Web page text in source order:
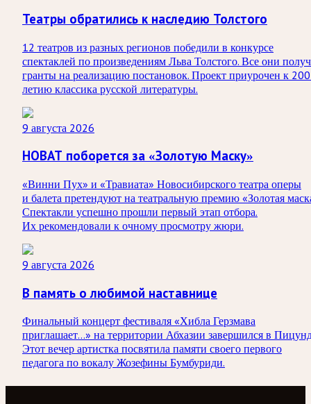
Театры обратились к наследию Толстого
12 театров из разных регионов победили в конкурсе
спектаклей по произведениям Льва Толстого. Все они
гранты на реализацию постановок. Проект приурочен к
летию классика русской литературы.
9 августа 2026
НОВАТ поборется за «Золотую Маску»
«Винни Пух» и «Травиата» Новосибирского театра оперы
и балета претендуют на театральную премию «Золотая
Спектакли успешно прошли первый этап отбора.
Их рекомендовали к очному просмотру жюри.
9 августа 2026
В память о любимой наставнице
Финальный концерт фестиваля «Хибла Герзмава
приглашает…» на территории Абхазии завершился в
Этот вечер артистка посвятила памяти своего первого
педагога по вокалу Жозефины Бумбуриди.